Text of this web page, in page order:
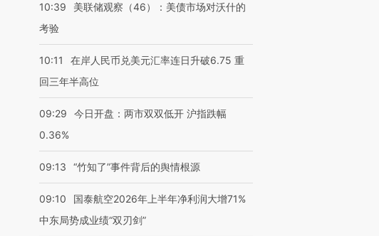
10:39
美联储观察（46）：美债市场对沃什的
考验
10:11
在岸人民币兑美元汇率连日升破6.75 重
回三年半高位
09:29
今日开盘：两市双双低开 沪指跌幅
0.36%
09:13 “竹知了”事件背后的舆情根源
09:10
国泰航空2026年上半年净利润大增71%
中东局势成业绩“双刃剑”